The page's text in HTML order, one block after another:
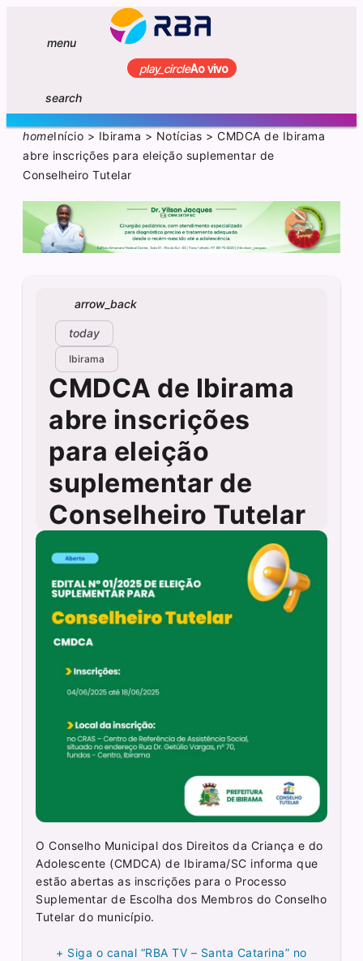
menu
play_circleAo vivo
search
homeInício > Ibirama > Notícias >CMDCA de Ibirama
abre inscrições para eleição suplementar de
Conselheiro Tutelar
arrow_back
today
Ibirama
CMDCA de Ibirama
abre inscrições
para eleição
suplementar de
Conselheiro Tutelar
OConselho Municipal dos Direitos da Criança e do
Adolescente (CMDCA) de Ibirama/SC informa que
estão abertas as inscrições para o Processo
Suplementar de Escolha dos Membros do Conselho
Tutelar do município.
+ Siga o canal “RBA TV – Santa Catarina” no